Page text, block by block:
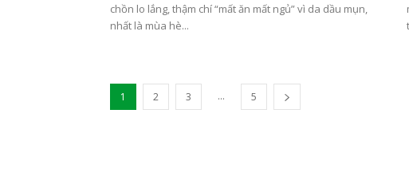
chồn lo lắng, thậm chí “mất ăn mất ngủ” vì da dầu mụn,
nhất là mùa hè...
1 2 3 ... 5